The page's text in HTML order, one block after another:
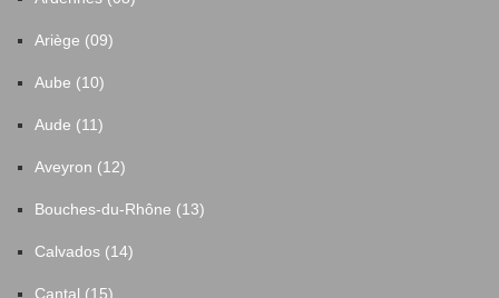
Ariège (09)
Aube (10)
Aude (11)
Aveyron (12)
Bouches-du-Rhône (13)
Calvados (14)
Cantal (15)